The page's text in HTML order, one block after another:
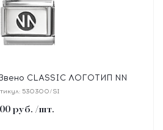
CLASSIC ЛОГОТИП NN
серебро 925°
530300/SI
руб. /шт.